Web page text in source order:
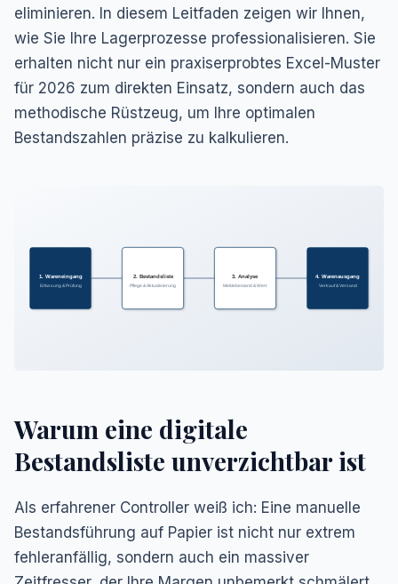
eliminieren. In diesem Leitfaden zeigen wir Ihnen,
wie Sie Ihre Lagerprozesse professionalisieren. Sie
erhalten nicht nur ein praxiserprobtes Excel-Muster
für 2026 zum direkten Einsatz, sondern auch das
methodische Rüstzeug, um Ihre optimalen
Bestandszahlen präzise zu kalkulieren.
1. Wareneingang
Erfassung & Prüfung
2. Bestandsliste
Pflege & Aktualisierung
3. Analyse
Meldebestand & Wert
4. Warenausgang
Verkauf & Versand
Warum eine digitale
Bestandsliste unverzichtbar ist
Als erfahrener Controller weiß ich: Eine manuelle
Bestandsführung auf Papier ist nicht nur extrem
fehleranfällig, sondern auch ein massiver